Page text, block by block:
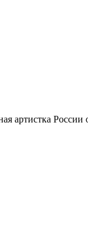
артистка России